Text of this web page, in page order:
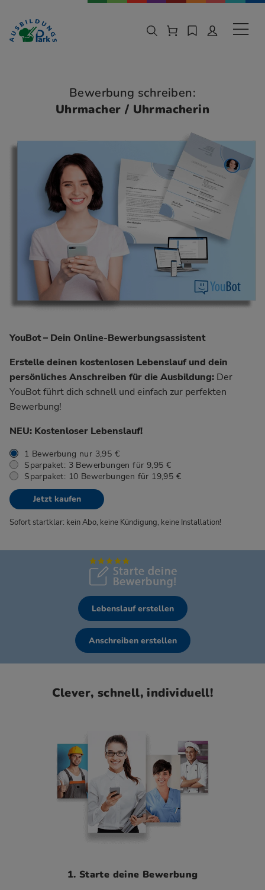
Zur Navigation springen
Zu den Hauptinhalten springen
Bewerbung schreiben:
Uhrmacher / Uhrmacherin
YouBot – Dein Online-Bewerbungsassistent
Erstelle deinen kostenlosen Lebenslauf und dein
persönliches Anschreiben für die Ausbildung: Der
YouBot führt dich schnell und einfach zur perfekten
Bewerbung!
NEU: Kostenloser Lebenslauf!
1 Bewerbung nur 3,95 €
Sparpaket: 3 Bewerbungen für 9,95 €
Sparpaket: 10 Bewerbungen für 19,95 €
Jetzt kaufen
Sofort startklar: kein Abo, keine Kündigung, keine Installation!
Lebenslauf erstellen
Anschreiben erstellen
Clever, schnell, individuell!
1. Starte deine Bewerbung